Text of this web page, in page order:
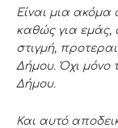
Είναι μια ακόμα
καθώς για
στιγμή,
Δήμου. Όχι μόνο
Δήμου.
Και αυτό